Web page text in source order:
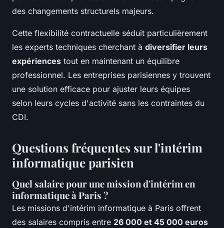
des changements structurels majeurs.
Cette flexibilité contractuelle séduit particulièrement
les experts techniques cherchant à diversifier leurs
expériences tout en maintenant un équilibre
professionnel. Les entreprises parisiennes y trouvent
une solution efficace pour ajuster leurs équipes
selon leurs cycles d'activité sans les contraintes du
CDI.
Questions fréquentes sur l'intérim
informatique parisien
Quel salaire pour une mission d'intérim en
informatique à Paris ?
Les missions d'intérim informatique à Paris offrent
des salaires compris entre 26 000 et 45 000 euros